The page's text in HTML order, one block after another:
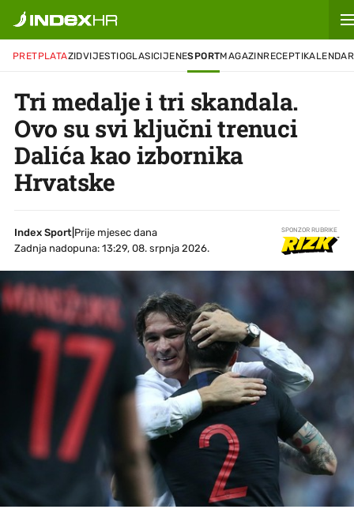
PRETPLATAZIDVIJESTIOGLASICIJENESPORTMAGAZINRECEPTIKALENDAR
Tri medalje i tri skandala.
Ovo su svi ključni trenuci
Dalića kao izbornika
Hrvatske
Index Sport
Prije mjesec dana
Zadnja nadopuna: 13:29, 08. srpnja 2026.
SPONZOR RUBRIKE